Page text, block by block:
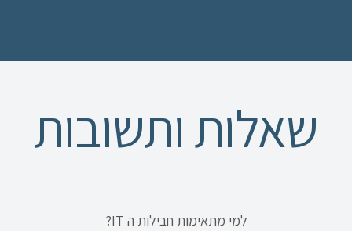
שאלות ותשובות
למי מתאימות חבילות ה IT?